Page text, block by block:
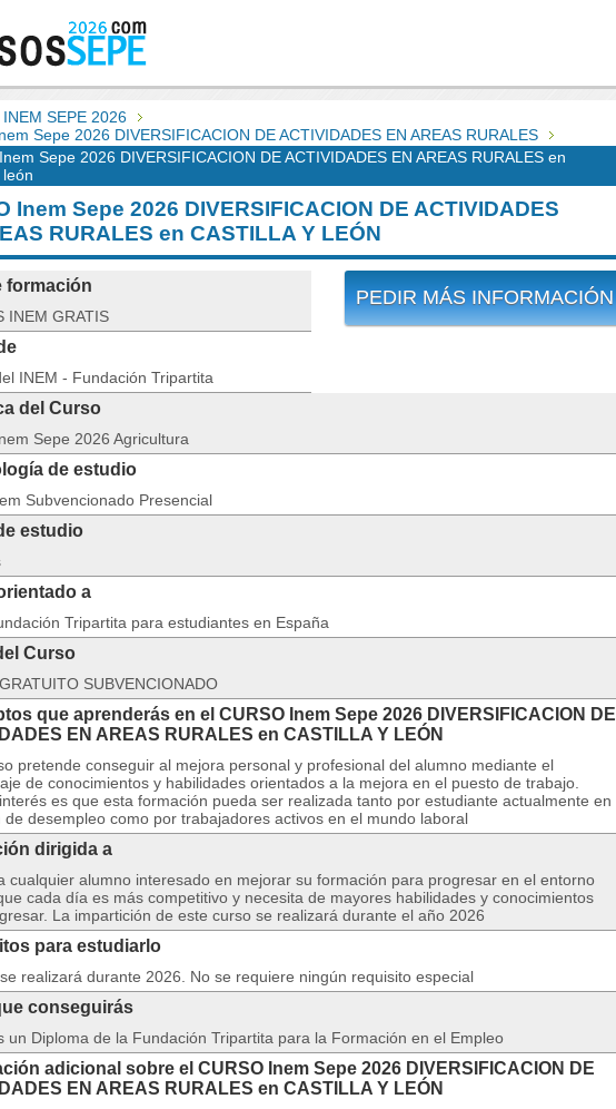
SEPE 2026
Sepe 2026 DIVERSIFICACION DE ACTIVIDADES EN AREAS RURALES
Sepe 2026 DIVERSIFICACION DE ACTIVIDADES EN AREAS RURALES en
Inem Sepe 2026 DIVERSIFICACION DE ACTIVIDADES
RURALES en CASTILLA Y LEÓN
PEDIR MÁS INFORMACIÓN
formación
INEM GRATIS
INEM - Fundación Tripartita
del Curso
Sepe 2026 Agricultura
de estudio
Subvencionado Presencial
estudio
a
Tripartita para estudiantes en España
Curso
SUBVENCIONADO
que aprenderás en el CURSO Inem Sepe 2026 DIVERSIFICACION DE
EN AREAS RURALES en CASTILLA Y LEÓN
pretende conseguir al mejora personal y profesional del alumno mediante el
de conocimientos y habilidades orientados a la mejora en el puesto de trabajo.
es que esta formación pueda ser realizada tanto por estudiante actualmente en
de desempleo como por trabajadores activos en el mundo laboral
dirigida a
cualquier alumno interesado en mejorar su formación para progresar en el entorno
cada día es más competitivo y necesita de mayores habilidades y conocimientos
La impartición de este curso se realizará durante el año 2026
para estudiarlo
realizará durante 2026. No se requiere ningún requisito especial
conseguirás
un Diploma de la Fundación Tripartita para la Formación en el Empleo
adicional sobre el CURSO Inem Sepe 2026 DIVERSIFICACION DE
EN AREAS RURALES en CASTILLA Y LEÓN